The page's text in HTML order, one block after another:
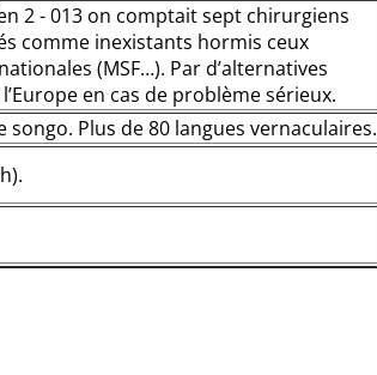
2 - 013 on comptait sept chirurgiens
comme inexistants hormis ceux
(MSF…). Par d’alternatives
en cas de problème sérieux.
Plus de 80 langues vernaculaires.